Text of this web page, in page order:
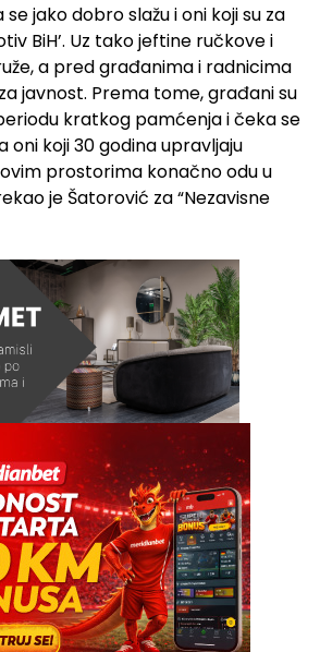
jako dobro slažu i oni koji su za
BiH’. Uz tako jeftine ručkove i
a pred građanima i radnicima
javnost. Prema tome, građani su
kratkog pamćenja i čeka se
oni koji 30 godina upravljaju
prostorima konačno odu u
je Šatorović za “Nezavisne